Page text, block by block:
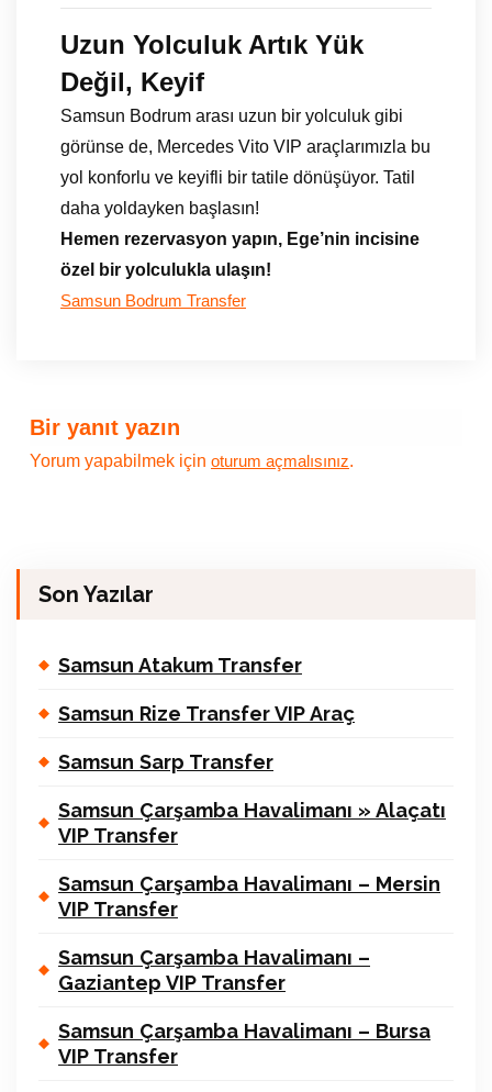
Uzun Yolculuk Artık Yük
Değil, Keyif
Samsun Bodrum arası uzun bir yolculuk gibi
görünse de, Mercedes Vito VIP araçlarımızla bu
yol konforlu ve keyifli bir tatile dönüşüyor. Tatil
daha yoldayken başlasın!
Hemen rezervasyon yapın, Ege’nin incisine
özel bir yolculukla ulaşın!
Samsun Bodrum Transfer
Bir yanıt yazın
Yorum yapabilmek için oturum açmalısınız.
Son Yazılar
Samsun Atakum Transfer
Samsun Rize Transfer VIP Araç
Samsun Sarp Transfer
Samsun Çarşamba Havalimanı » Alaçatı
VIP Transfer
Samsun Çarşamba Havalimanı – Mersin
VIP Transfer
Samsun Çarşamba Havalimanı –
Gaziantep VIP Transfer
Samsun Çarşamba Havalimanı – Bursa
VIP Transfer